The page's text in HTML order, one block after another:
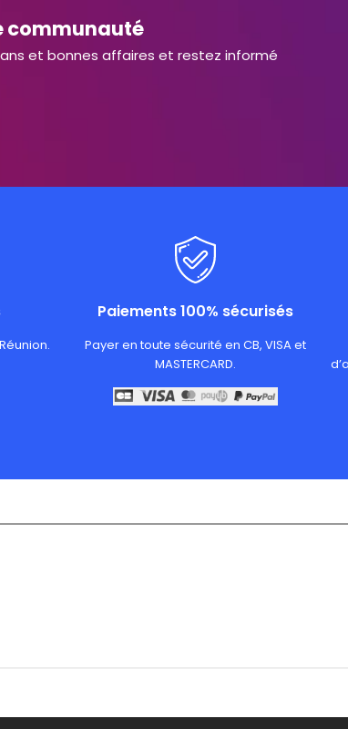
communauté
et bonnes affaires et restez informé
Paiements 100% sécurisés
Payer en toute sécurité en CB, VISA et
MASTERCARD.